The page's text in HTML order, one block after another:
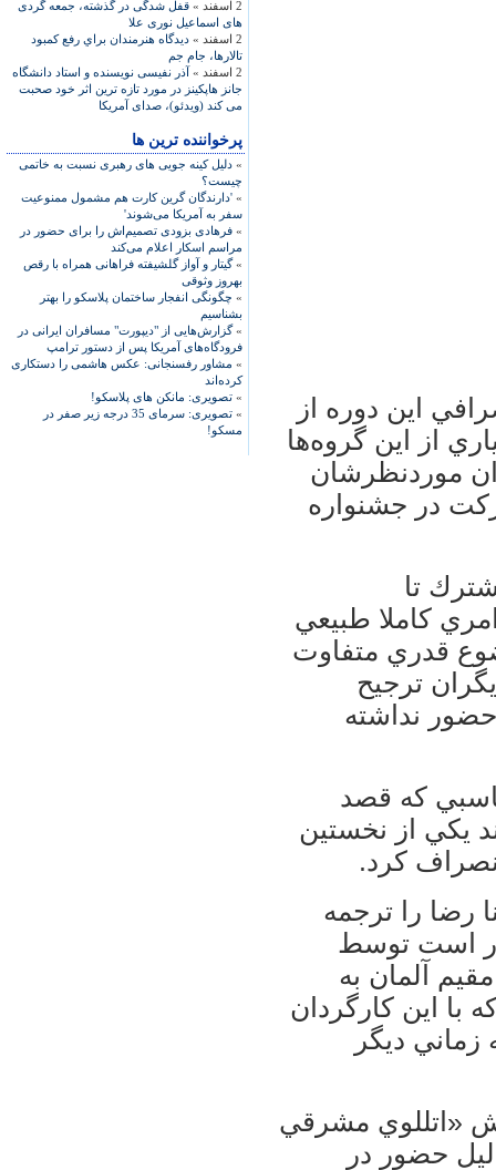
2 اسفند »
قفل شدگی در گذشته، جمعه گردی
های اسماعيل نوری علا
2 اسفند »
ديدگاه‌ هنرمندان براي رفع كمبود
تالارها، جام جم
2 اسفند »
آذر نفیسی نویسنده و استاد دانشگاه
جانز هاپکینز در مورد تازه ترین اثر خود صحبت
می کند (ویدئو)، صدای آمریکا
پرخواننده ترین ها
» دلیل کینه جویی های رهبری نسبت به خاتمی
چیست؟
» 'دارندگان گرین کارت هم مشمول ممنوعیت
سفر به آمریکا می‌شوند'
» فرهادی بزودی تصمیم‌اش را برای حضور در
مراسم اسکار اعلام می‌کند
»گیتار و آواز گلشیفته فراهانی همراه با رقص
بهروز وثوقی
» چگونگی انفجار ساختمان پلاسکو را بهتر
بشناسیم
»گزارش‌هایی از "دیپورت" مسافران ایرانی در
فرودگاه‌های آمریکا پس از دستور ترامپ
» مشاور رفسنجانی: عکس هاشمی را دستکاری
کرده‌اند
» تصویری: مانکن های پلاسکو!
»
تصویری: سرمای 35 درجه زیر صفر در
مسکو!
اين دوره از
از اين گروه‌ها
موردنظرشان
در جشنواره
تا
كاملا طبيعي
قدري متفاوت
ترجيح
نداشته
كه قصد
يكي از نخستين
كرد.
رضا را ترجمه
است توسط
آلمان به
با اين كارگردان
ديگر
«اتللوي مشرقي
حضور در